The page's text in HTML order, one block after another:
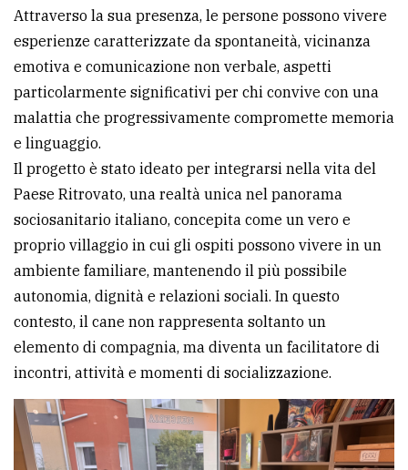
Attraverso la sua presenza, le persone possono vivere
esperienze caratterizzate da spontaneità, vicinanza
emotiva e comunicazione non verbale, aspetti
particolarmente significativi per chi convive con una
malattia che progressivamente compromette memoria
e linguaggio.
Il progetto è stato ideato per integrarsi nella vita del
Paese Ritrovato, una realtà unica nel panorama
sociosanitario italiano, concepita come un vero e
proprio villaggio in cui gli ospiti possono vivere in un
ambiente familiare, mantenendo il più possibile
autonomia, dignità e relazioni sociali. In questo
contesto, il cane non rappresenta soltanto un
elemento di compagnia, ma diventa un facilitatore di
incontri, attività e momenti di socializzazione.